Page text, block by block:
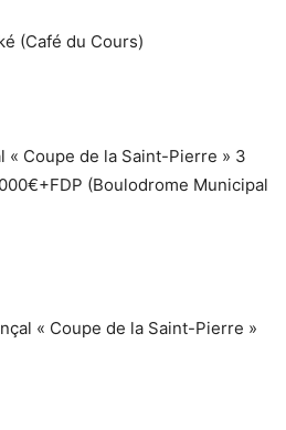
(Café du Cours)
« Coupe de la Saint-Pierre » 3
(Boulodrome Municipal
« Coupe de la Saint-Pierre »